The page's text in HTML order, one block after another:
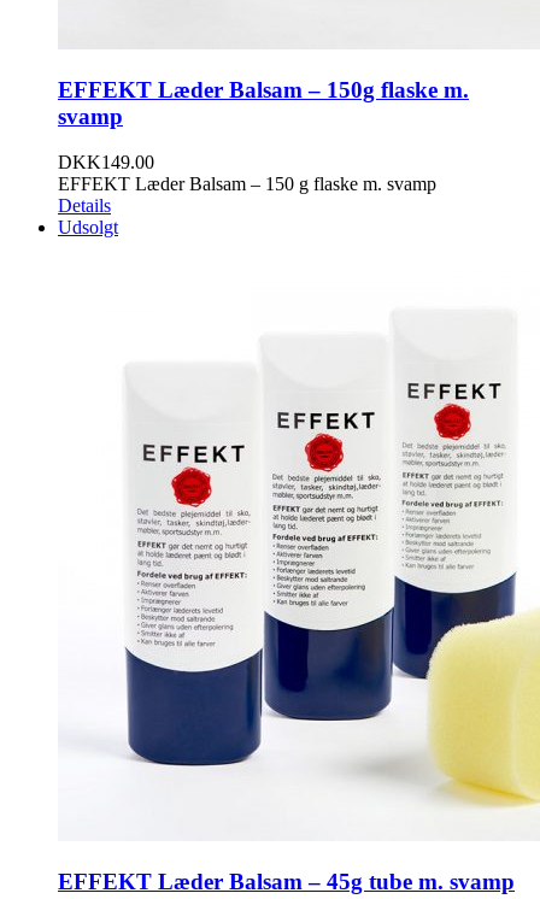
EFFEKT Læder Balsam – 150g flaske m.
svamp
DKK149.00
EFFEKT Læder Balsam – 150 g flaske m. svamp
Details
Udsolgt
EFFEKT Læder Balsam – 45g tube m. svamp